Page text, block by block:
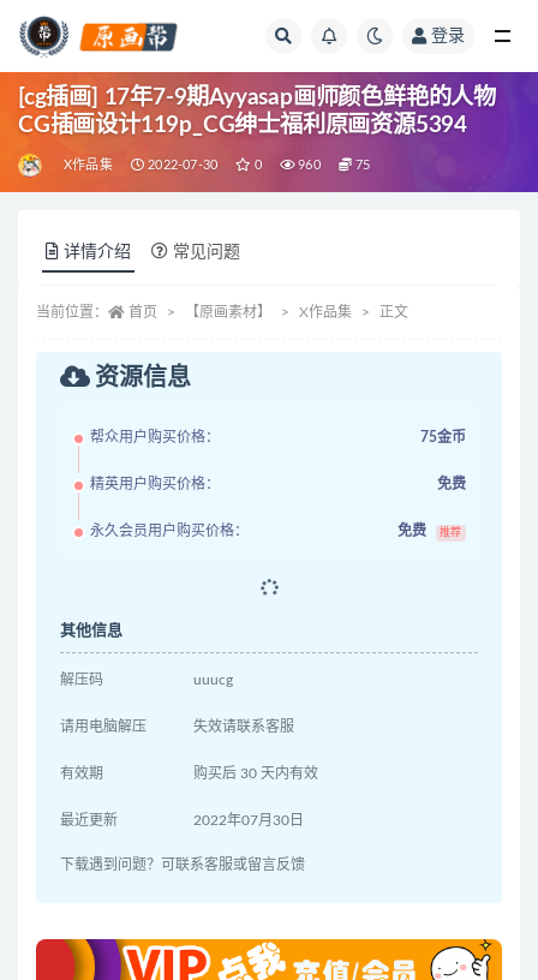
登录
[cg插画] 17年7-9期Ayyasap画师颜色鲜艳的人物
CG插画设计119p_CG绅士福利原画资源5394
X作品集 2022-07-30 0 960 75
详情介绍 常见问题
当前位置： 首页 【原画素材】 X作品集 正文
资源信息
帮众用户购买价格： 75金币
精英用户购买价格： 免费
永久会员用户购买价格： 免费 推荐
其他信息
解压码 uuucg
请用电脑解压 失效请联系客服
有效期 购买后 30 天内有效
最近更新 2022年07月30日
下载遇到问题？可联系客服或留言反馈